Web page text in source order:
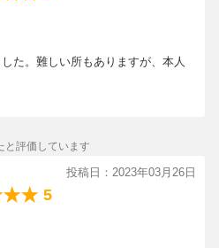
た。難しい所もありますが、本人
と評価しています
投稿日：2023年03月26日
5